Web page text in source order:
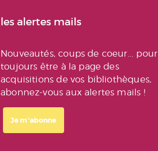
les alertes mails
Nouveautés, coups de coeur... pour
toujours être à la page des
acquisitions de vos bibliothèques,
abonnez-vous aux alertes mails !
Je m'abonne